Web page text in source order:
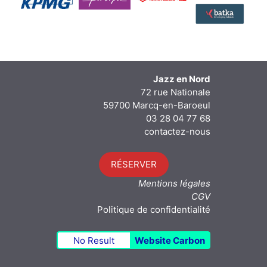
Jazz en Nord
72 rue Nationale
59700 Marcq-en-Baroeul
03 28 04 77 68
contactez-nous
RÉSERVER
Mentions légales
CGV
Politique de confidentialité
No Result Website Carbon